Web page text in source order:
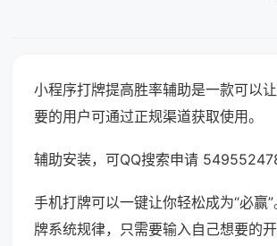
小程序打牌提高胜率辅助是一款可以
要的用户可通过正规渠道获取使用。
辅助安装，可QQ搜索申请
手机打牌可以一键让你轻松成为“必
牌系统规律，只需要输入自己想要的